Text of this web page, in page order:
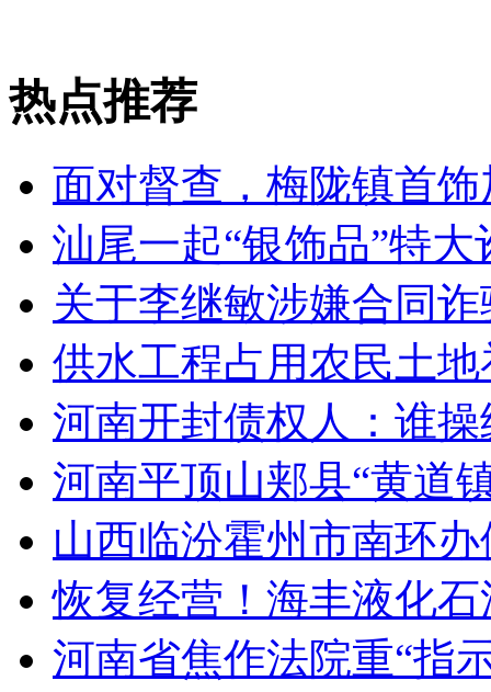
热点推荐
面对督查，梅陇镇首
汕尾一起“银饰品”特
关于李继敏涉嫌合同
供水工程占用农民土
河南开封债权人：谁
河南平顶山郏县“黄道
山西临汾霍州市南环
恢复经营！海丰液化
河南省焦作法院重“指